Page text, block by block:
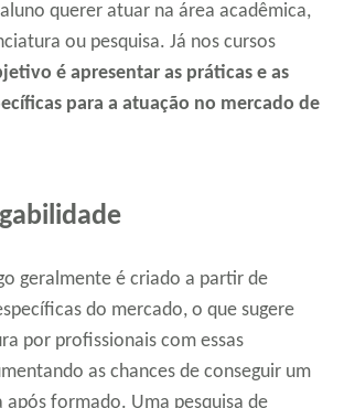
querer atuar na área acadêmica,
ou pesquisa. Já nos cursos
é apresentar as práticas e as
para a atuação no mercado de
geralmente é criado a partir de
do mercado, o que sugere
por profissionais com essas
as chances de conseguir um
após formado. Uma pesquisa de